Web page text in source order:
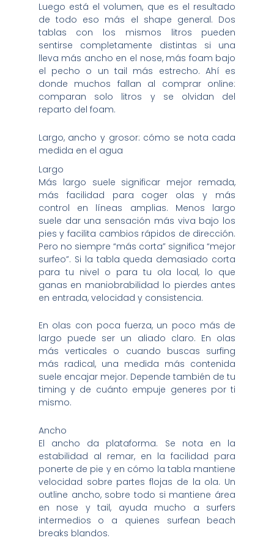
Luego está el volumen, que es el resultado
de todo eso más el shape general. Dos
tablas con los mismos litros pueden
sentirse completamente distintas si una
lleva más ancho en el nose, más foam bajo
el pecho o un tail más estrecho. Ahí es
donde muchos fallan al comprar online:
comparan solo litros y se olvidan del
reparto del foam.
Largo, ancho y grosor: cómo se nota cada
medida en el agua
Largo
Más largo suele significar mejor remada,
más facilidad para coger olas y más
control en líneas amplias. Menos largo
suele dar una sensación más viva bajo los
pies y facilita cambios rápidos de dirección.
Pero no siempre “más corta” significa “mejor
surfeo”. Si la tabla queda demasiado corta
para tu nivel o para tu ola local, lo que
ganas en maniobrabilidad lo pierdes antes
en entrada, velocidad y consistencia.
En olas con poca fuerza, un poco más de
largo puede ser un aliado claro. En olas
más verticales o cuando buscas surfing
más radical, una medida más contenida
suele encajar mejor. Depende también de tu
timing y de cuánto empuje generes por ti
mismo.
Ancho
El ancho da plataforma. Se nota en la
estabilidad al remar, en la facilidad para
ponerte de pie y en cómo la tabla mantiene
velocidad sobre partes flojas de la ola. Un
outline ancho, sobre todo si mantiene área
en nose y tail, ayuda mucho a surfers
intermedios o a quienes surfean beach
breaks blandos.